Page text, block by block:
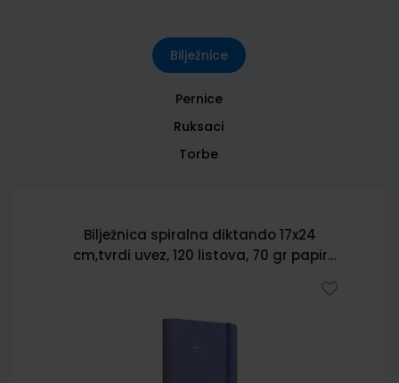
Bilježnice
Pernice
Ruksaci
Torbe
Bilježnica spiralna diktando 17x24
cm,tvrdi uvez, 120 listova, 70 gr papir